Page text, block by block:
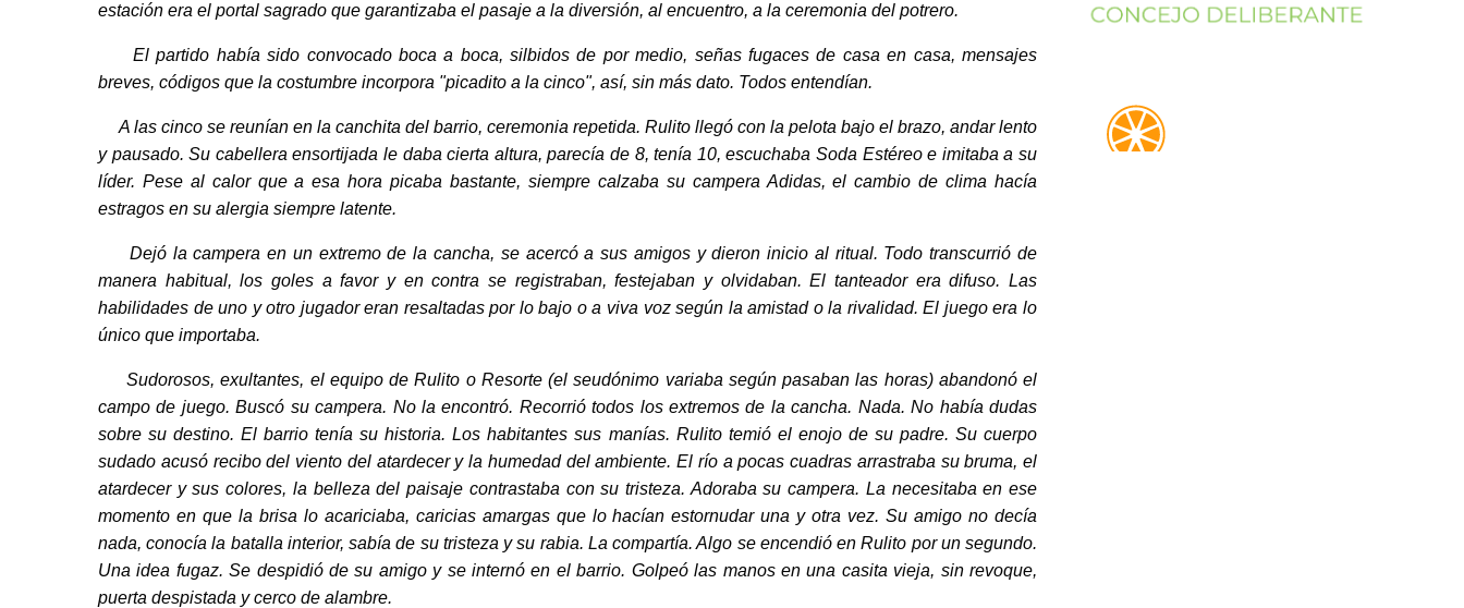
estación era el portal sagrado que garantizaba el pasaje a la diversión, al encuentro, a la ceremonia del potrero.
El partido había sido convocado boca a boca, silbidos de por medio, señas fugaces de casa en casa, mensajes
breves, códigos que la costumbre incorpora "picadito a la cinco", así, sin más dato. Todos entendían.
A las cinco se reunían en la canchita del barrio, ceremonia repetida. Rulito llegó con la pelota bajo el brazo, andar lento
y pausado. Su cabellera ensortijada le daba cierta altura, parecía de 8, tenía 10, escuchaba Soda Estéreo e imitaba a su
líder. Pese al calor que a esa hora picaba bastante, siempre calzaba su campera Adidas, el cambio de clima hacía
estragos en su alergia siempre latente.
Dejó la campera en un extremo de la cancha, se acercó a sus amigos y dieron inicio al ritual. Todo transcurrió de
manera habitual, los goles a favor y en contra se registraban, festejaban y olvidaban. El tanteador era difuso. Las
habilidades de uno y otro jugador eran resaltadas por lo bajo o a viva voz según la amistad o la rivalidad. El juego era lo
único que importaba.
Sudorosos, exultantes, el equipo de Rulito o Resorte (el seudónimo variaba según pasaban las horas) abandonó el
campo de juego. Buscó su campera. No la encontró. Recorrió todos los extremos de la cancha. Nada. No había dudas
sobre su destino. El barrio tenía su historia. Los habitantes sus manías. Rulito temió el enojo de su padre. Su cuerpo
sudado acusó recibo del viento del atardecer y la humedad del ambiente. El río a pocas cuadras arrastraba su bruma, el
atardecer y sus colores, la belleza del paisaje contrastaba con su tristeza. Adoraba su campera. La necesitaba en ese
momento en que la brisa lo acariciaba, caricias amargas que lo hacían estornudar una y otra vez. Su amigo no decía
nada, conocía la batalla interior, sabía de su tristeza y su rabia. La compartía. Algo se encendió en Rulito por un segundo.
Una idea fugaz. Se despidió de su amigo y se internó en el barrio. Golpeó las manos en una casita vieja, sin revoque,
puerta despistada y cerco de alambre.